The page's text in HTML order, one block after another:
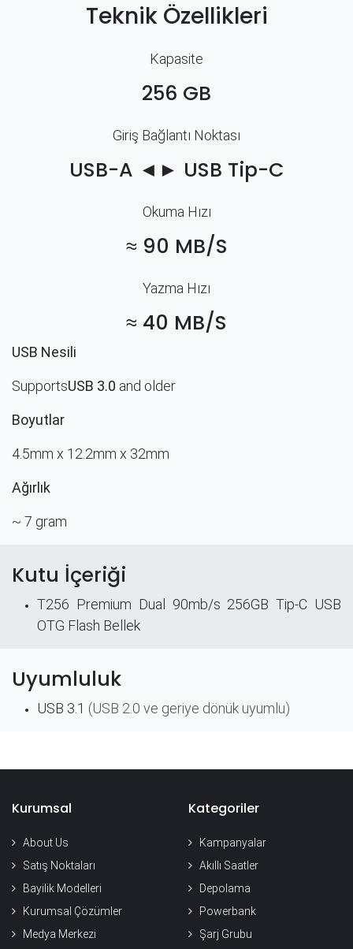
Teknik Özellikleri
Kapasite
256 GB
Giriş Bağlantı Noktası
USB-A ◄► USB Tip-C
Okuma Hızı
≈ 90 MB/S
Yazma Hızı
≈ 40 MB/S
USB Nesili
SupportsUSB 3.0 and older
Boyutlar
4.5mm x 12.2mm x 32mm
Ağırlık
~ 7 gram​
Kutu İçeriği
T256 Premium Dual 90mb/s 256GB Tip-C USB
OTG Flash Bellek
Uyumluluk
USB 3.1 (USB 2.0 ve geriye dönük uyumlu)
Kurumsal
About Us
Satış Noktaları
Bayilik Modelleri
Kurumsal Çözümler
Medya Merkezi
Kategoriler
Kampanyalar
Akıllı Saatler
Depolama
Powerbank
Şarj Grubu